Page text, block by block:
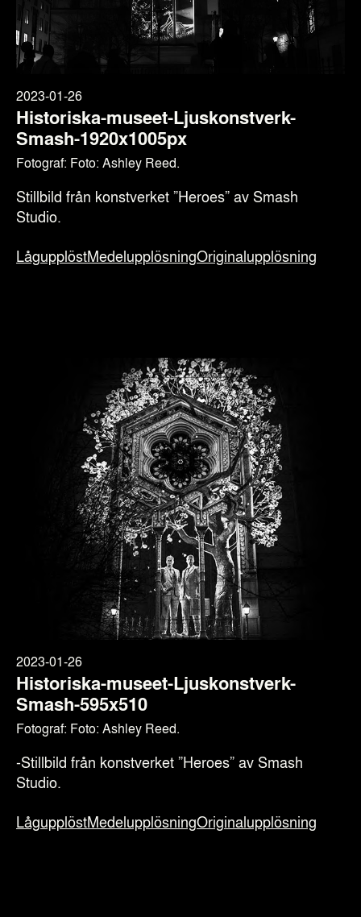
2023-01-26
Historiska-museet-Ljuskonstverk-
Smash-1920x1005px
Fotograf: Foto: Ashley Reed.
Stillbild från konstverket ”Heroes” av Smash
Studio.
LågupplöstMedelupplösningOriginalupplösning
2023-01-26
Historiska-museet-Ljuskonstverk-
Smash-595x510
Fotograf: Foto: Ashley Reed.
-Stillbild från konstverket ”Heroes” av Smash
Studio.
LågupplöstMedelupplösningOriginalupplösning